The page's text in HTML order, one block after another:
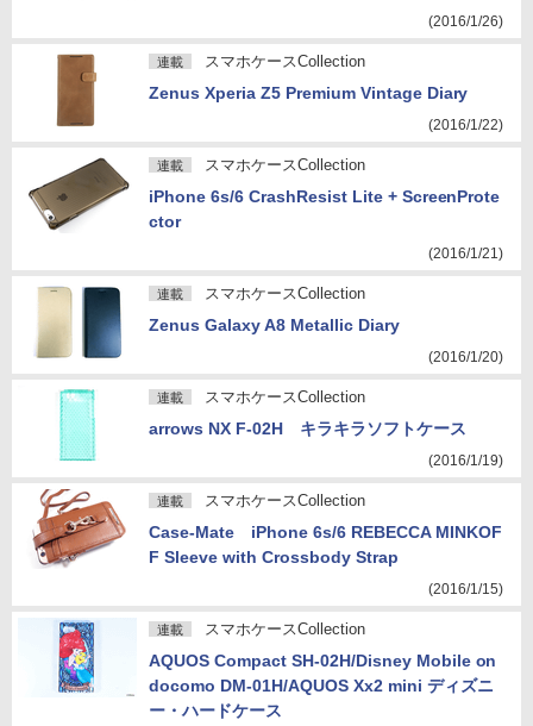
(2016/1/26)
連載 スマホケースCollection
Zenus Xperia Z5 Premium Vintage Diary
(2016/1/22)
連載 スマホケースCollection
iPhone 6s/6 CrashResist Lite + ScreenProte
ctor
(2016/1/21)
連載 スマホケースCollection
Zenus Galaxy A8 Metallic Diary
(2016/1/20)
連載 スマホケースCollection
arrows NX F-02H キラキラソフトケース
(2016/1/19)
連載 スマホケースCollection
Case-Mate iPhone 6s/6 REBECCA MINKOF
F Sleeve with Crossbody Strap
(2016/1/15)
連載 スマホケースCollection
AQUOS Compact SH-02H/Disney Mobile on
docomo DM-01H/AQUOS Xx2 mini ディズニ
ー・ハードケース